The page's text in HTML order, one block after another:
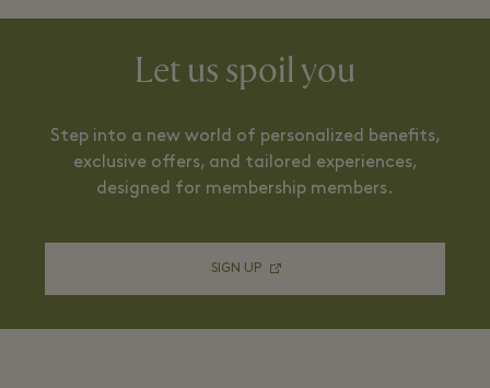
Let us spoil you
Step into a new world of personalized benefits,
exclusive offers, and tailored experiences,
designed for membership members.
SIGN UP